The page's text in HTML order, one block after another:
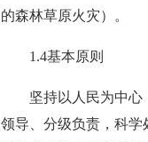
的森林草原火灾）。
1.4基本原则
坚持以人民为中心
领导、分级负责，科